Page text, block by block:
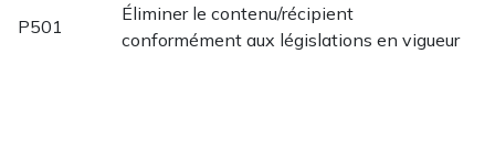
P501
Éliminer le contenu/récipient
conformément aux législations en vigueur